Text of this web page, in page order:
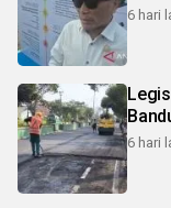
6 hari
Legislator :
6 hari